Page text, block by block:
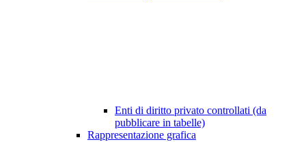
Enti di diritto privato controllati (da
pubblicare in tabelle)
Rappresentazione grafica